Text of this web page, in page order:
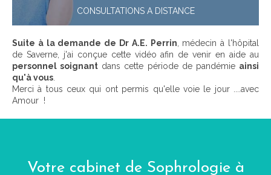
CONSULTATIONS A DISTANCE
Suite à la demande de Dr A.E. Perrin , médecin à l'hôpital
de Saverne, j'ai conçue cette vidéo afin de venir en aide au
personnel soignant dans cette période de pandémie ainsi
qu'à vous
Merci à tous ceux qui ont permis qu'elle voie le jour ....avec
Amour !
Votre cabinet de Sophrologie à